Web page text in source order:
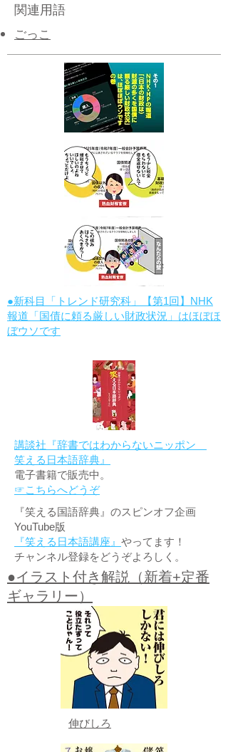
関連用語
ごっこ
●新科目「トレンド研究科」【第1回】NHK
報道「国債に頼る厳しい財政状況」はほぼほ
ぼウソです
講談社『辞書ではわからないニッポン
笑える日本語辞典』
電子書籍で販売中。
☞こちらへどうぞ
『笑える国語辞典』のスピンオフ企画
YouTube版
『笑える日本語講座』 やってます！
チャンネル登録をどうぞよろしく。
●イラスト付き解説（新着+定番
ギャラリー）
伸びしろ